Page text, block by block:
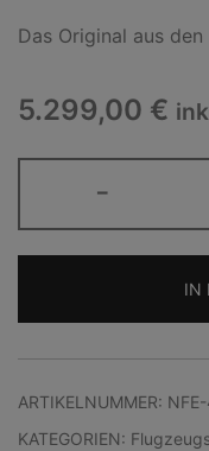
Das Original aus den
5.299,00 €
-
IN
Alternative:
ARTIKELNUMMER:
KATEGORIEN: